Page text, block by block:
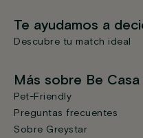
Te ayudamos a
Descubre tu match ideal
Más sobre Be Casa
Pet-Friendly
Preguntas frecuentes
Sobre Greystar